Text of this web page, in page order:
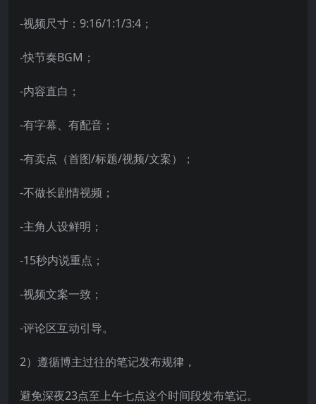
-视频尺寸：9:16/1:1/3:4；
-快节奏BGM；
-内容直白；
-有字幕、有配音；
-有卖点（首图/标题/视频/文案）；
-不做长剧情视频；
-主角人设鲜明；
-15秒内说重点；
-视频文案一致；
-评论区互动引导。
2）遵循博主过往的笔记发布规律，
避免深夜23点至上午七点这个时间段发布笔记。